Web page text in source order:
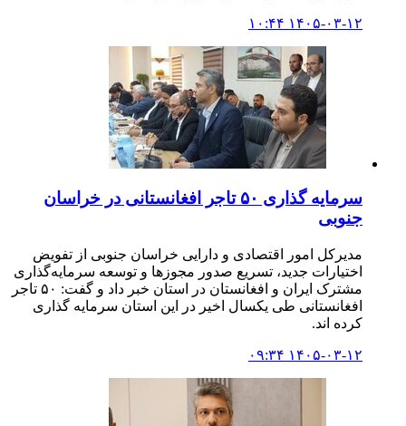
۱۴۰۵-۰۳-۱۲ ۱۰:۴۴
سرمایه گذاری ۵۰ تاجر افغانستانی در خراسان
جنوبی
مدیرکل امور اقتصادی و دارایی خراسان جنوبی از تفویض
اختیارات جدید، تسریع صدور مجوزها و توسعه سرمایه‌گذاری
مشترک ایران و افغانستان در استان خبر داد و گفت: ۵۰ تاجر
افغانستانی طی یکسال اخیر در این استان سرمایه گذاری
کرده اند.
۱۴۰۵-۰۳-۱۲ ۰۹:۳۴